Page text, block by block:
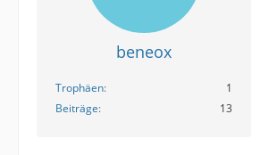
beneox
Trophäen
1
Beiträge
13